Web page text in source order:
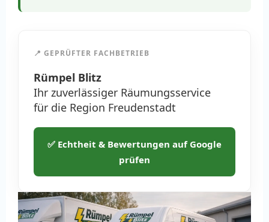
📍 GEPRÜFTER FACHBETRIEB
Rümpel Blitz
Ihr zuverlässiger Räumungsservice
für die Region Freudenstadt
✅ Echtheit & Bewertungen auf Google
prüfen